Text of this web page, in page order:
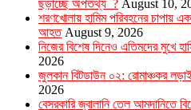
ছড়াচ্ছে অপতথ্য ? August 10,
শরণখোলায় হামিম পরিবহনের চাপায়
আহত August 9, 2026
নিজের বিশেষ দিনেও এতিমদের মুখে
2026
জুলকান বিটডাউন ০২: রোমাঞ্চকর
2026
বেসরকারি জ্বালানি তেল আমদানিতে